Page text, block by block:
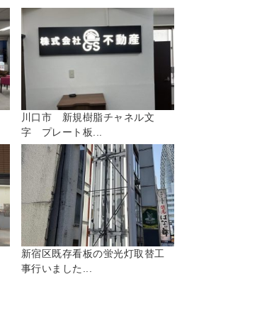
川口市 新規樹脂チャネル文
字 プレート板...
新宿区既存看板の蛍光灯取替工
事行いました...